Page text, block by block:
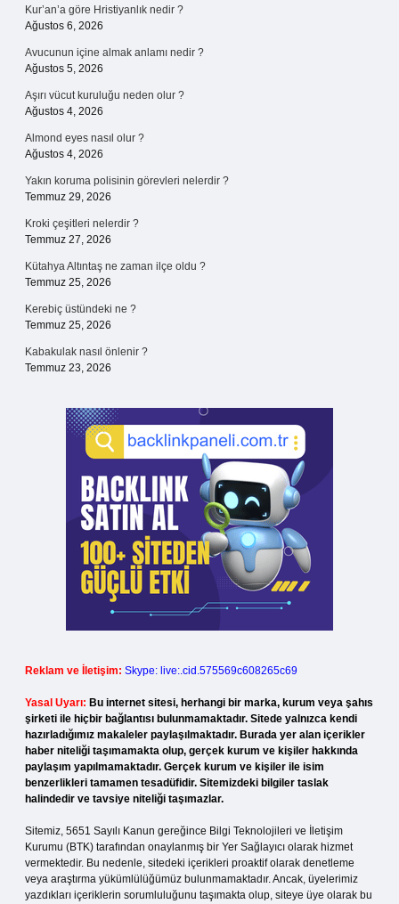
Kur’an’a göre Hristiyanlık nedir ?
Ağustos 6, 2026
Avucunun içine almak anlamı nedir ?
Ağustos 5, 2026
Aşırı vücut kuruluğu neden olur ?
Ağustos 4, 2026
Almond eyes nasıl olur ?
Ağustos 4, 2026
Yakın koruma polisinin görevleri nelerdir ?
Temmuz 29, 2026
Kroki çeşitleri nelerdir ?
Temmuz 27, 2026
Kütahya Altıntaş ne zaman ilçe oldu ?
Temmuz 25, 2026
Kerebiç üstündeki ne ?
Temmuz 25, 2026
Kabakulak nasıl önlenir ?
Temmuz 23, 2026
Reklam ve İletişim: Skype: live:.cid.575569c608265c69
Yasal Uyarı: Bu internet sitesi, herhangi bir marka, kurum veya şahıs
şirketi ile hiçbir bağlantısı bulunmamaktadır. Sitede yalnızca kendi
hazırladığımız makaleler paylaşılmaktadır. Burada yer alan içerikler
haber niteliği taşımamakta olup, gerçek kurum ve kişiler hakkında
paylaşım yapılmamaktadır. Gerçek kurum ve kişiler ile isim
benzerlikleri tamamen tesadüfidir. Sitemizdeki bilgiler taslak
halindedir ve tavsiye niteliği taşımazlar.
Sitemiz, 5651 Sayılı Kanun gereğince Bilgi Teknolojileri ve İletişim
Kurumu (BTK) tarafından onaylanmış bir Yer Sağlayıcı olarak hizmet
vermektedir. Bu nedenle, sitedeki içerikleri proaktif olarak denetleme
veya araştırma yükümlülüğümüz bulunmamaktadır. Ancak, üyelerimiz
yazdıkları içeriklerin sorumluluğunu taşımakta olup, siteye üye olarak bu